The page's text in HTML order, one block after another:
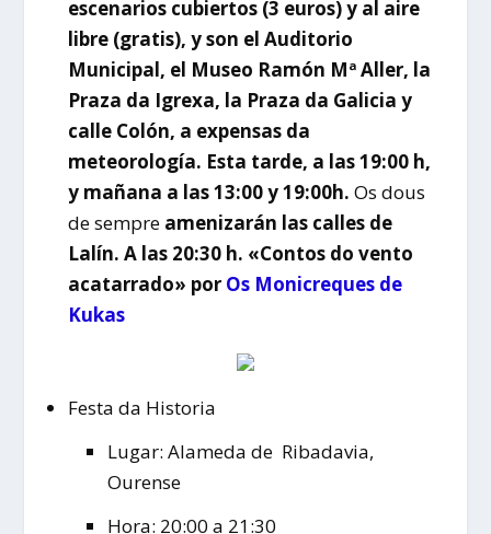
escenarios cubiertos (3 euros) y al aire
libre (gratis), y son el Auditorio
Municipal, el Museo Ramón Mª Aller, la
Praza da Igrexa, la Praza da Galicia y
calle Colón, a expensas da
meteorología. Esta tarde, a las 19:00 h,
y mañana a las 13:00 y 19:00h. Os dous
de sempreamenizarán las calles de
Lalín. A las 20:30 h. «Contos do vento
acatarrado» por Os Monicreques de
Kukas
Festa da Historia
Lugar: Alameda de Ribadavia,
Ourense
Hora: 20:00 a 21:30